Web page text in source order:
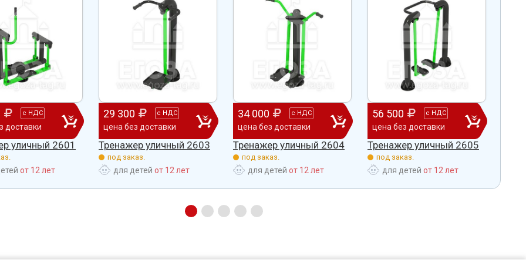
с НДС
доставки
уличный 2601
от 12 лет
29 300 с НДС
цена без доставки
Тренажер уличный 2603
под заказ.
для детей от 12 лет
34 000 с НДС
цена без доставки
Тренажер уличный 2604
под заказ.
для детей от 12 лет
56 500 с НДС
цена без доставки
Тренажер уличный 2605
под заказ.
для детей от 12 лет